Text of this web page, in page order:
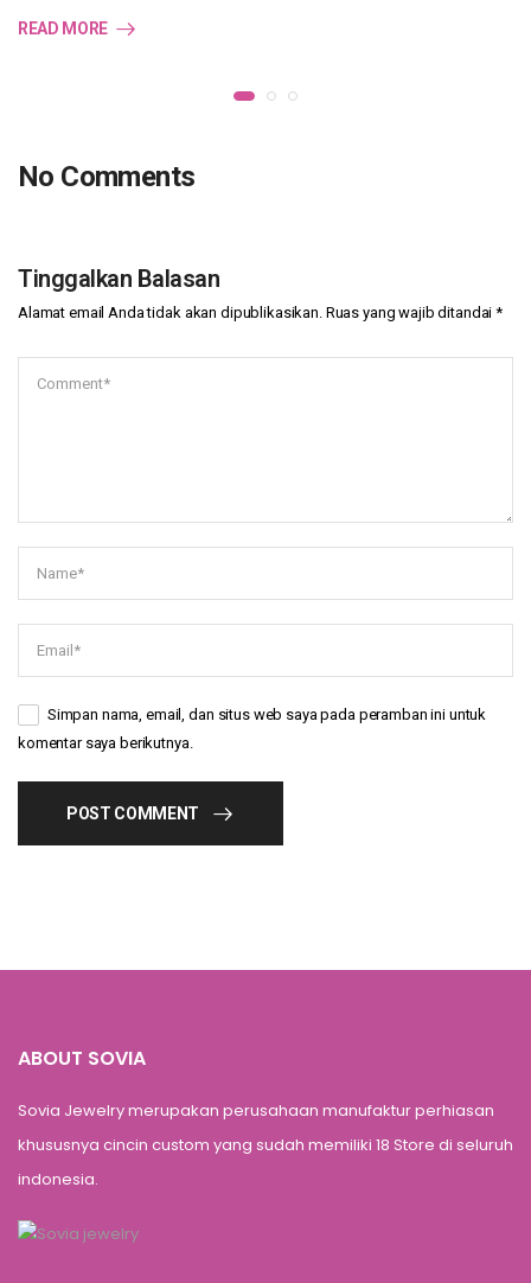
READ MORE
No Comments
Tinggalkan Balasan
Alamat email Anda tidak akan dipublikasikan. Ruas yang wajib ditandai*
Simpan nama, email, dan situs web saya pada peramban ini untuk
komentar saya berikutnya.
POST COMMENT
ABOUT SOVIA
Sovia Jewelry merupakan perusahaan manufaktur perhiasan
khususnya cincin custom yang sudah memiliki 18 Store di seluruh
indonesia.